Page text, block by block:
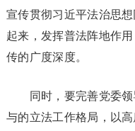
宣传贯彻习近平法治思
起来，发挥普法阵地作
传的广度深度。
同时，要完善党委领
与的立法工作格局，以